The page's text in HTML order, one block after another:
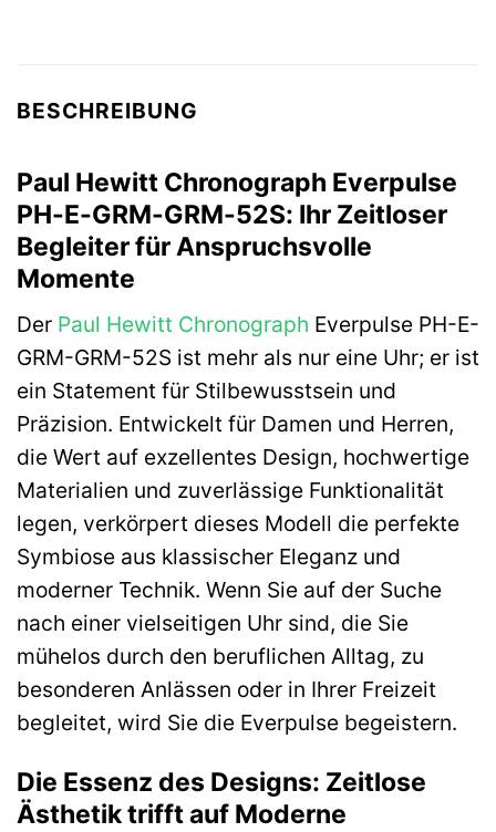
BESCHREIBUNG
Paul Hewitt Chronograph Everpulse
PH-E-GRM-GRM-52S: Ihr Zeitloser
Begleiter für Anspruchsvolle
Momente
Der Paul Hewitt Chronograph Everpulse PH-E-
GRM-GRM-52S ist mehr als nur eine Uhr; er ist
ein Statement für Stilbewusstsein und
Präzision. Entwickelt für Damen und Herren,
die Wert auf exzellentes Design, hochwertige
Materialien und zuverlässige Funktionalität
legen, verkörpert dieses Modell die perfekte
Symbiose aus klassischer Eleganz und
moderner Technik. Wenn Sie auf der Suche
nach einer vielseitigen Uhr sind, die Sie
mühelos durch den beruflichen Alltag, zu
besonderen Anlässen oder in Ihrer Freizeit
begleitet, wird Sie die Everpulse begeistern.
Die Essenz des Designs: Zeitlose
Ästhetik trifft auf Moderne